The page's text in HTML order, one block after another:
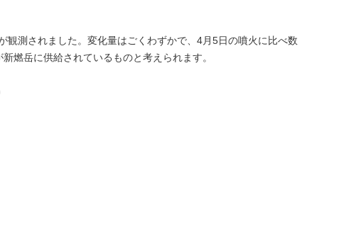
測されました。変化量はごくわずかで、4月5日の噴火に比べ数
燃岳に供給されているものと考えられます。